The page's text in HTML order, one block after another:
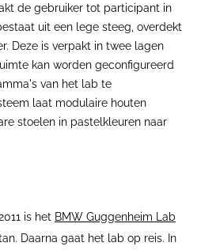
de gebruiker tot participant in
uit een lege steeg, overdekt
Deze is verpakt in twee lagen
kan worden geconfigureerd
van het lab te
laat modulaire houten
stoelen in pastelkleuren naar
is het BMW Guggenheim Lab
Daarna gaat het lab op reis. In